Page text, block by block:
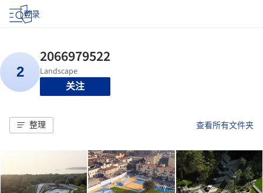
登录
关注
整理 查看所有文件夹